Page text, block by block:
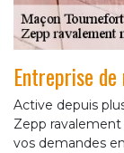
Entreprise
Active depuis
Zepp
vos demandes